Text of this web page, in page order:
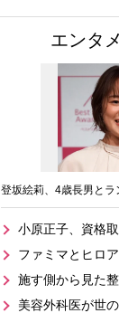
エンタ
登坂絵莉、4歳長男とラ
小原正子、資格
ファミマとヒロ
施す側から見た
美容外科医が世